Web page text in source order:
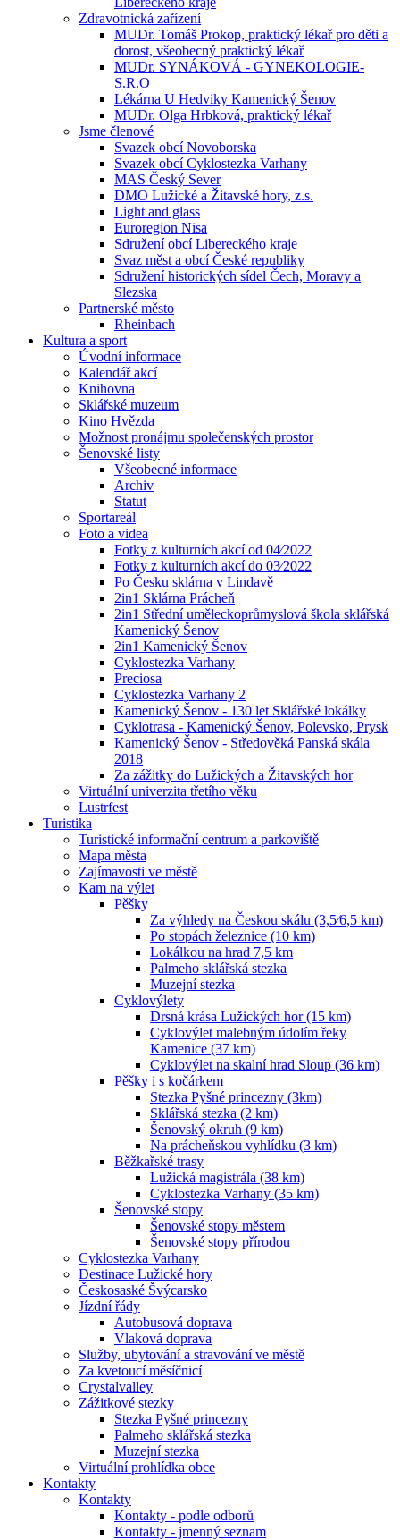
Zdravotnická zařízení
MUDr. Tomáš Prokop, praktický lékař pro děti a
dorost, všeobecný praktický lékař
MUDr. SYNÁKOVÁ - GYNEKOLOGIE-
S.R.O
Lékárna U Hedviky Kamenický Šenov
MUDr. Olga Hrbková, praktický lékař
Jsme členové
Svazek obcí Novoborska
Svazek obcí Cyklostezka Varhany
MAS Český Sever
DMO Lužické a Žitavské hory, z.s.
Light and glass
Euroregion Nisa
Sdružení obcí Libereckého kraje
Svaz měst a obcí České republiky
Sdružení historických sídel Čech, Moravy a
Slezska
Partnerské město
Rheinbach
Kultura a sport
Úvodní informace
Kalendář akcí
Knihovna
Sklářské muzeum
Kino Hvězda
Možnost pronájmu společenských prostor
Šenovské listy
Všeobecné informace
Archiv
Statut
Sportareál
Foto a videa
Fotky z kulturních akcí od 04⁄2022
Fotky z kulturních akcí do 03⁄2022
Po Česku sklárna v Lindavě
2in1 Sklárna Prácheň
2in1 Střední uměleckoprůmyslová škola sklářská
Kamenický Šenov
2in1 Kamenický Šenov
Cyklostezka Varhany
Preciosa
Cyklostezka Varhany 2
Kamenický Šenov - 130 let Sklářské lokálky
Cyklotrasa - Kamenický Šenov, Polevsko, Prysk
Kamenický Šenov - Středověká Panská skála
2018
Za zážitky do Lužických a Žitavských hor
Virtuální univerzita třetího věku
Lustrfest
Turistika
Turistické informační centrum a parkoviště
Mapa města
Zajímavosti ve městě
Kam na výlet
Pěšky
Za výhledy na Českou skálu (3,5⁄6,5 km)
Po stopách železnice (10 km)
Lokálkou na hrad 7,5 km
Palmeho sklářská stezka
Muzejní stezka
Cyklovýlety
Drsná krása Lužických hor (15 km)
Cyklovýlet malebným údolím řeky
Kamenice (37 km)
Cyklovýlet na skalní hrad Sloup (36 km)
Pěšky i s kočárkem
Stezka Pyšné princezny (3km)
Sklářská stezka (2 km)
Šenovský okruh (9 km)
Na prácheňskou vyhlídku (3 km)
Běžkařské trasy
Lužická magistrála (38 km)
Cyklostezka Varhany (35 km)
Šenovské stopy
Šenovské stopy městem
Šenovské stopy přírodou
Cyklostezka Varhany
Destinace Lužické hory
Českosaské Švýcarsko
Jízdní řády
Autobusová doprava
Vlaková doprava
Služby, ubytování a stravování ve městě
Za kvetoucí měsíčnicí
Crystalvalley
Zážitkové stezky
Stezka Pyšné princezny
Palmeho sklářská stezka
Muzejní stezka
Virtuální prohlídka obce
Kontakty
Kontakty
Kontakty - podle odborů
Kontakty - jmenný seznam